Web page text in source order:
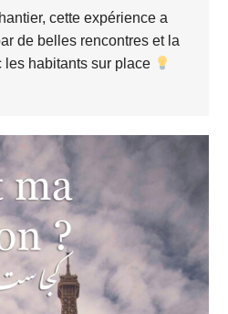
cette expérience a
de belles rencontres et la
habitants sur place